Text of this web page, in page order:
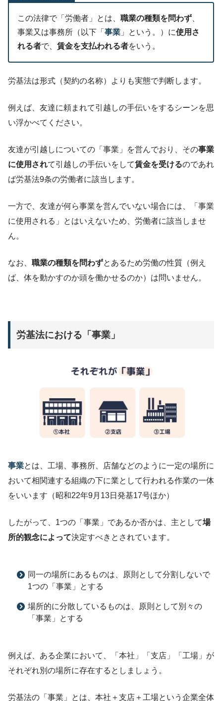
この法律で「労働者」とは、職業の種類を問わず
事業又は事務所（以下「事業 」という。）に使用さ
れる者で、賃金を支払われる者をいう。
労基法は形式（契約の名称）よりも実態で判断します。
例えば、友達に頼まれて引越しの手伝いをするシーンを思
い浮かべてください。
友達が引越しについての「事業」を営んでおり、その事業
に使用されて引越しの手伝いをして賃金を受けるのであれ
ば労基法9条の労働者に該当します。
一方で、友達が何ら事業を営んでいない場合には、「事業
に使用される」とはいえないため、労働者に該当しませ
ん。
なお、 職業の種類を問わずとあるため労働の性質（例え
ば、体を動かすのか頭を働かせるのか）は問いません。
労基法における「事業」
事業とは、工場、事務所、店舗などのように一定の場所に
おいて相関連する組織の下に業として行われる作業の一体
をいいます（昭和22年9月13日発基17号ほか）
したがって、1つの「事業」であるか否かは、主として場
所的観念によって決定すべきとされています。
同一の場所にあるものは、原則として分割しないで
1つの「事業」とする
場所的に分散しているものは、原則として別々の
「事業」とする
例えば、ある企業において、「本社」「支店」「工場」が
それぞれ別の場所に存在するとしましょう。
労基法の「事業」とは、本社＋支店＋工場という企業全体